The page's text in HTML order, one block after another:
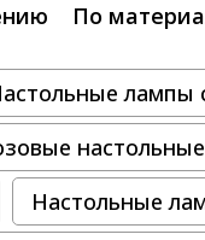
По
лампы
Настольные